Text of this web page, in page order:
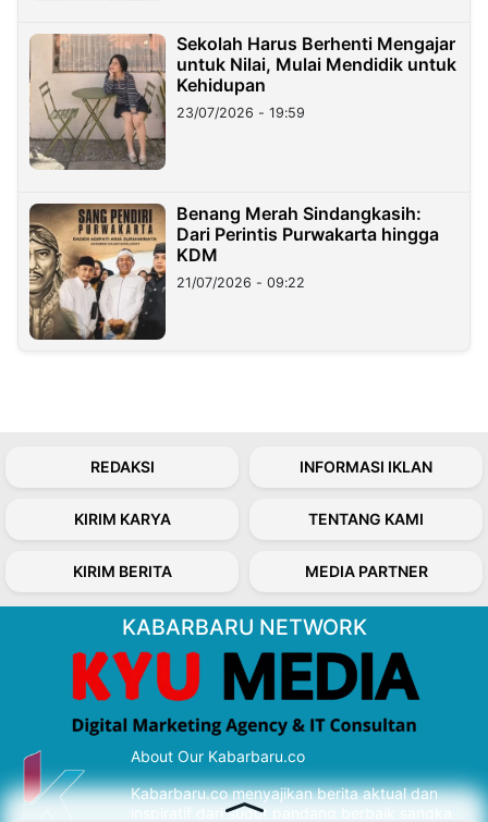
Sekolah Harus Berhenti Mengajar
untuk Nilai, Mulai Mendidik untuk
Kehidupan
23/07/2026 - 19:59
Benang Merah Sindangkasih:
Dari Perintis Purwakarta hingga
KDM
21/07/2026 - 09:22
REDAKSI INFORMASI IKLAN
KIRIM KARYA TENTANG KAMI
KIRIM BERITA MEDIA PARTNER
KABARBARU NETWORK
About Our Kabarbaru.co
Kabarbaru.co menyajikan berita aktual dan
inspiratif dari sudut pandang berbaik sangka